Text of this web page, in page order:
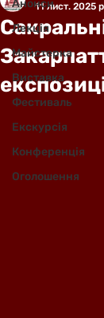
Анонси
Лекція
Майстерка
Виставка
Фестиваль
Екскурсія
Конференція
Оголошення
11 лист. 2025